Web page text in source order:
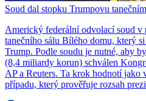
Soud dal stopku Trumpovu
Americký federální odvolací soud v
tanečního sálu Bílého domu, který
Trump. Podle soudu je nutné, aby
(8,4 miliardy korun) schválen
AP a Reuters. Ta krok hodnotí jako
případu, který prověřuje rozsah